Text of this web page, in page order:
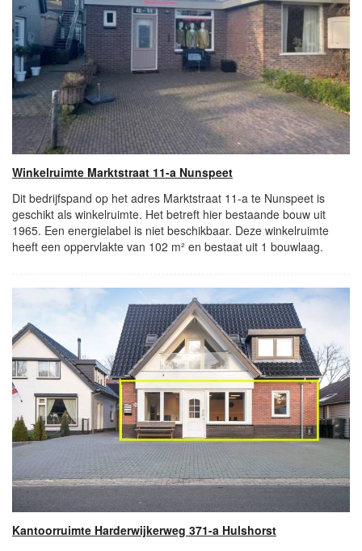
Winkelruimte Marktstraat 11-a Nunspeet
Dit bedrijfspand op het adres Marktstraat 11-a te Nunspeet is
geschikt als winkelruimte. Het betreft hier bestaande bouw uit
1965. Een energielabel is niet beschikbaar. Deze winkelruimte
heeft een oppervlakte van 102 m² en bestaat uit 1 bouwlaag.
Kantoorruimte Harderwijkerweg 371-a Hulshorst